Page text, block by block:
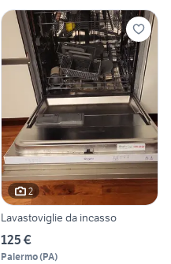
2
Lavastoviglie da incasso
125 €
Palermo(PA)